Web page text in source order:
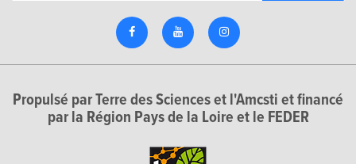
Propulsé par Terre des Sciences et l'Amcsti et financé
par la Région Pays de la Loire et le FEDER